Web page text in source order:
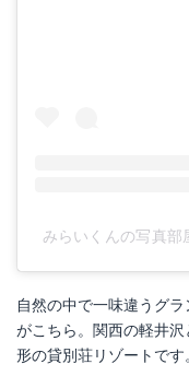
みらいくんの写真
自然の中で一味違うグ
がこちら。関西の軽井
形の貸別荘リゾートです